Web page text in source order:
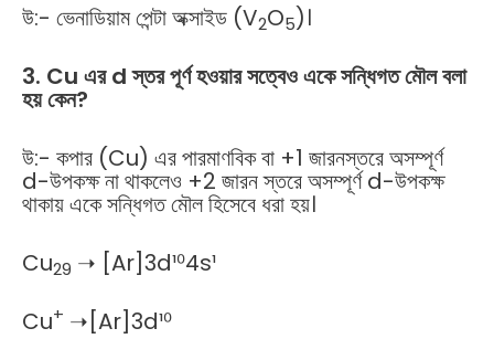
উ:- ভেনাডিয়াম পেন্টা অক্সাইড (V2O5)।
3. Cu এর d স্তর পূর্ণ হওয়ার সত্বেও একে সন্ধিগত মৌল বলা
হয় কেন?
উ:- কপার (Cu) এর পারমাণবিক বা +1 জারনস্তরে অসম্পূর্ণ
d-উপকক্ষ না থাকলেও +2 জারন স্তরে অসম্পূর্ণ d-উপকক্ষ
থাকায় একে সন্ধিগত মৌল হিসেবে ধরা হয়।
Cu29 ➝ [Ar]3d¹⁰4s¹
Cu+ ➝[Ar]3d¹⁰